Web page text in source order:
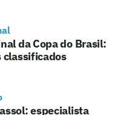
da Copa do Brasil:
classificados
especialista